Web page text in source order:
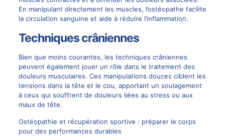
En manipulant directement les muscles, l’ostéopathe facilite
la circulation sanguine et aide à réduire l’inflammation.
Techniques crâniennes
Bien que moins courantes, les techniques crâniennes
peuvent également jouer un rôle dans le traitement des
douleurs musculaires. Ces manipulations douces ciblent les
tensions dans la tête et le cou, apportant un soulagement
à ceux qui souffrent de douleurs liées au stress ou aux
maux de tête.
Ostéopathie et récupération sportive : préparer le corps
pour des performances durables